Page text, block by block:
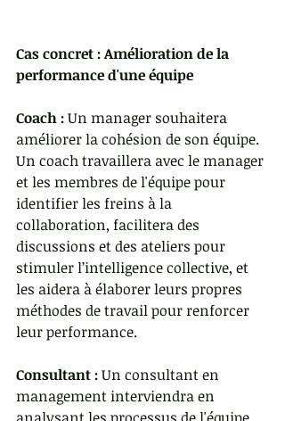
Cas concret : Amélioration de la
performance d'une équipe
Coach : Un manager souhaitera
améliorer la cohésion de son équipe.
Un coach travaillera avec le manager
et les membres de l'équipe pour
identifier les freins à la
collaboration, facilitera des
discussions et des ateliers pour
stimuler l’intelligence collective, et
les aidera à élaborer leurs propres
méthodes de travail pour renforcer
leur performance.
Consultant : Un consultant en
management interviendra en